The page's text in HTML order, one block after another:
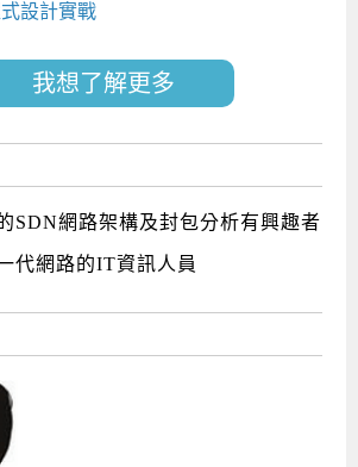
設計實戰
我想了解更多
SDN網路架構及封包分析有興趣者
代網路的IT資訊人員